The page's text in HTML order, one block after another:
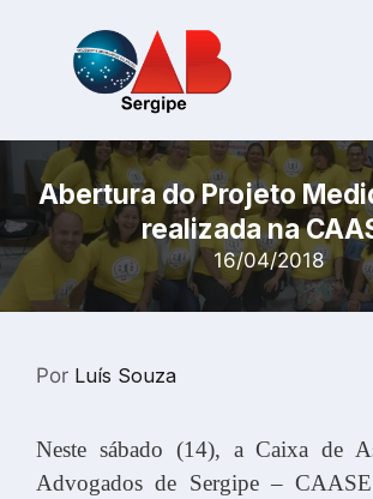
Abertura do Projeto
realizada na
16/04/2018
Por Luís Souza
Neste sábado (14), a Caixa de
Advogados de Sergipe –